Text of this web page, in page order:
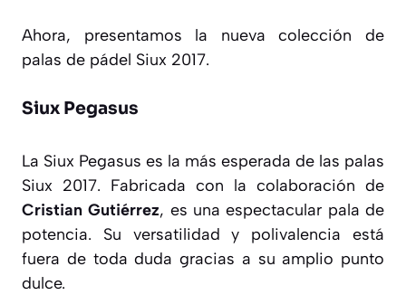
Ahora, presentamos la nueva colección de
palas de pádel Siux 2017.
Siux Pegasus
La Siux Pegasus es la más esperada de las palas
Siux 2017. Fabricada con la colaboración de
Cristian Gutiérrez, es una espectacular pala de
potencia. Su versatilidad y polivalencia está
fuera de toda duda gracias a su amplio punto
dulce.